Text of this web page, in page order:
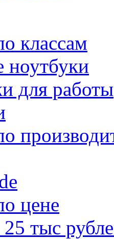
классам
ноутбуки
для работы
цене
тыс